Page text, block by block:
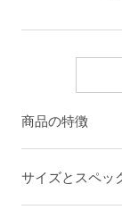
商品の特徴
サイズとスペッ